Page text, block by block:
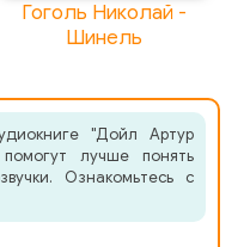
Гоголь Николай -
Шинель
"Дойл Артур
лучше понять
Ознакомьтесь с